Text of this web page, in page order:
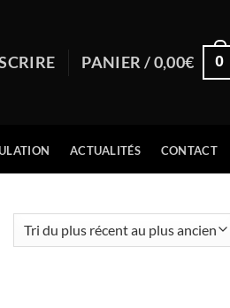
PANIER /0,00€ 0
ACTUALITÉS CONTACT